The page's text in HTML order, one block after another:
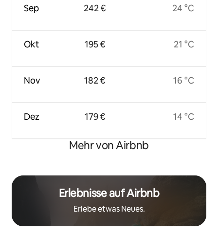
Sep
Okt
Nov
Dez
242 €
195 €
182 €
179 €
24 °C
21 °C
16 °C
14 °C
Mehr von Airbnb
Erlebnisse auf Airbnb
Erlebe etwas Neues.